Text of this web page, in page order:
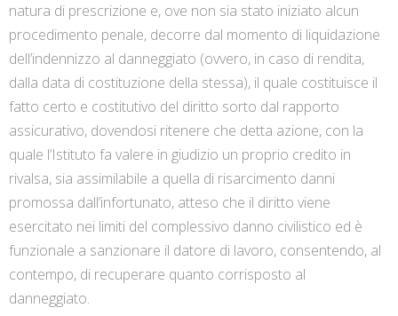
natura di prescrizione e, ove non sia stato iniziato alcun
procedimento penale, decorre dal momento di liquidazione
dell’indennizzo al danneggiato (ovvero, in caso di rendita,
dalla data di costituzione della stessa), il quale costituisce il
fatto certo e costitutivo del diritto sorto dal rapporto
assicurativo, dovendosi ritenere che detta azione, con la
quale l’Istituto fa valere in giudizio un proprio credito in
rivalsa, sia assimilabile a quella di risarcimento danni
promossa dall’infortunato, atteso che il diritto viene
esercitato nei limiti del complessivo danno civilistico ed è
funzionale a sanzionare il datore di lavoro, consentendo, al
contempo, di recuperare quanto corrisposto al
danneggiato.